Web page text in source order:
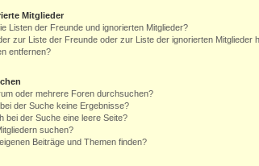
Mitglieder
Listen der Freunde und ignorierten Mitglieder?
zur Liste der Freunde oder zur Liste der ignorierten Mitglieder
entfernen?
oder mehrere Foren durchsuchen?
der Suche keine Ergebnisse?
bei der Suche eine leere Seite?
suchen?
Beiträge und Themen finden?